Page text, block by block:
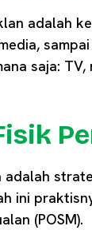
adalah
saja: TV,
ini
(POSM).